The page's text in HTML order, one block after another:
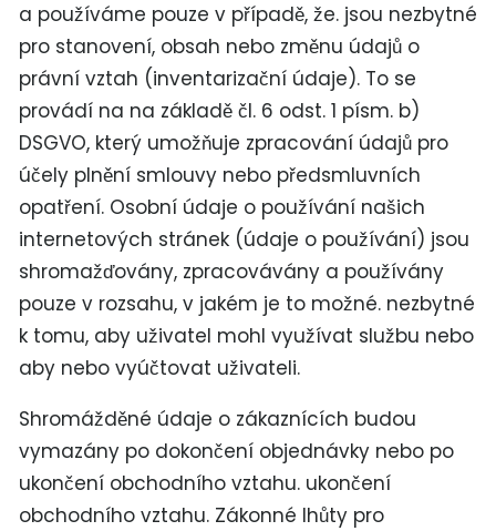
a používáme pouze v případě, že. jsou nezbytné
pro stanovení, obsah nebo změnu údajů o
právní vztah (inventarizační údaje). To se
provádí na na základě čl. 6 odst. 1 písm. b)
DSGVO, který umožňuje zpracování údajů pro
účely plnění smlouvy nebo předsmluvních
opatření. Osobní údaje o používání našich
internetových stránek (údaje o používání) jsou
shromažďovány, zpracovávány a používány
pouze v rozsahu, v jakém je to možné. nezbytné
k tomu, aby uživatel mohl využívat službu nebo
aby nebo vyúčtovat uživateli.
Shromážděné údaje o zákaznících budou
vymazány po dokončení objednávky nebo po
ukončení obchodního vztahu. ukončení
obchodního vztahu. Zákonné lhůty pro